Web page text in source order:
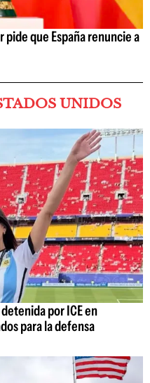
que España renuncie a
UNIDOS
por ICE en
para la defensa